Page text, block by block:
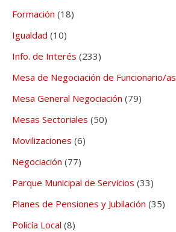
Formación (18)
Igualdad (10)
Info. de Interés (233)
Mesa de Negociación de Funcionario/as
Mesa General Negociación (79)
Mesas Sectoriales (50)
Movilizaciones (6)
Negociación (77)
Parque Municipal de Servicios (33)
Planes de Pensiones y Jubilación (35)
Policía Local (8)